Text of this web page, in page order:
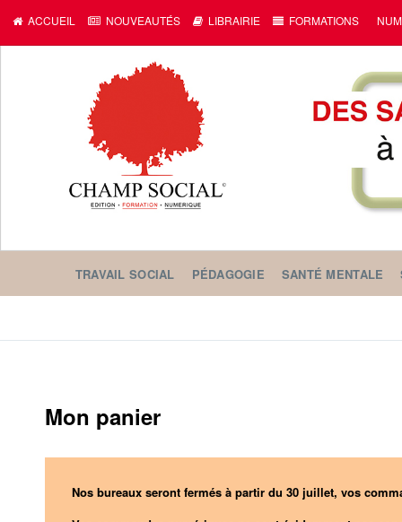
ACCUEIL NOUVEAUTÉS LIBRAIRIE FORMATIONS
TRAVAIL SOCIAL PÉDAGOGIE SANTÉ MENTALE
Mon panier
Nos bureaux seront fermés à partir du 30 juillet, vos